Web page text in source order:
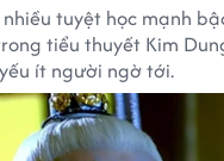
tuyệt học mạnh
tiểu thuyết Kim
ít người ngờ tới.